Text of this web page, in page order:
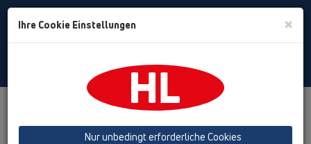
Toggle
Technische Unterstützung
Ihre Cookie Einstellungen ×
Nur unbedingt erforderliche Cookies